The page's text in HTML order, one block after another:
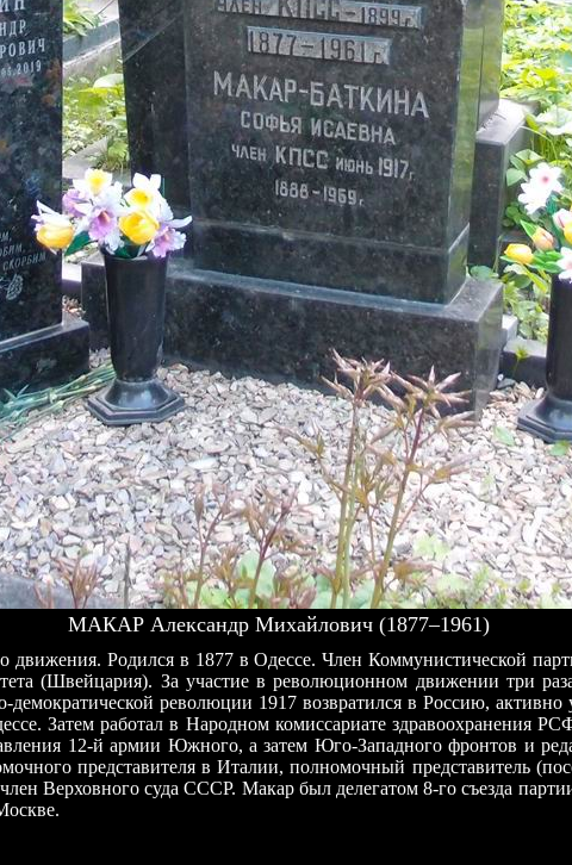
МАКАР Александр Михайлович (1877–1961)
Родился в 1877 в Одессе. Член Коммунистической
(Швейцария). За участие в революционном движении три
революции 1917 возвратился в Россию,
Затем работал в Народном комиссариате здравоохранения
12-й армии Южного, а затем Юго-Западного фронтов и
представителя в Италии, полномочный представитель
Верховного суда СССР. Макар был делегатом 8-го съезда